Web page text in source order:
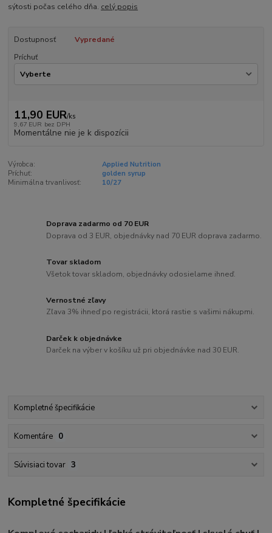
sýtosti počas celého dňa. celý popis
Dostupnosť
Vypredané
Príchuť
11,90 EUR/ks
9,67 EUR bez DPH
Momentálne nie je k dispozícii
Výrobca:
Applied Nutrition
Príchuť:
golden syrup
Minimálna trvanlivosť:
10/27
Doprava zadarmo od 70 EUR
Doprava od 3 EUR, objednávky nad 70 EUR doprava zadarmo.
Tovar skladom
Všetok tovar skladom, objednávky odosielame ihneď.
Vernostné zľavy
Zľava 3% ihneď po registrácii, ktorá rastie s vašimi nákupmi.
Darček k objednávke
Darček na výber v košíku už pri objednávke nad 30 EUR.
Kompletné špecifikácie
Komentáre 0
Súvisiaci tovar 3
Kompletné špecifikácie